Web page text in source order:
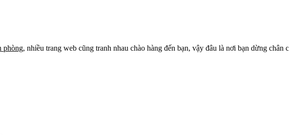
phòng, nhiều trang web cũng tranh nhau chào hàng đến bạn, vậy đâu là nơi bạn dừng chân